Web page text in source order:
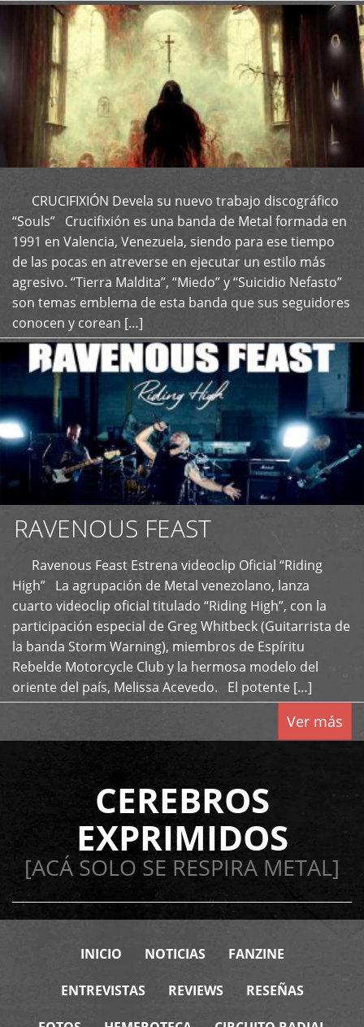
CRUCIFIXIÓN Devela su nuevo trabajo discográfico
“Souls” Crucifixión es una banda de Metal formada en
1991 en Valencia, Venezuela, siendo para ese tiempo
de las pocas en atreverse en ejecutar un estilo más
agresivo. “Tierra Maldita”, “Miedo” y “Suicidio Nefasto”
son temas emblema de esta banda que sus seguidores
conocen y corean […]
+
RAVENOUS FEAST
Ravenous Feast Estrena videoclip Oficial “Riding
High” La agrupación de Metal venezolano, lanza
cuarto videoclip oficial titulado “Riding High”, con la
participación especial de Greg Whitbeck (Guitarrista de
la banda Storm Warning), miembros de Espíritu
Rebelde Motorcycle Club y la hermosa modelo del
oriente del país, Melissa Acevedo. El potente […]
Ver más
CEREBROS
EXPRIMIDOS
[ACÁ SOLO SE RESPIRA METAL]
INICIO NOTICIAS FANZINE
ENTREVISTAS REVIEWS RESEÑAS